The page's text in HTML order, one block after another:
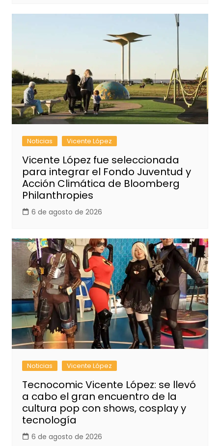
Noticias Vicente López
Vicente López fue seleccionada
para integrar el Fondo Juventud y
Acción Climática de Bloomberg
Philanthropies
6 de agosto de 2026
Noticias Vicente López
Tecnocomic Vicente López: se llevó
a cabo el gran encuentro de la
cultura pop con shows, cosplay y
tecnología
6 de agosto de 2026